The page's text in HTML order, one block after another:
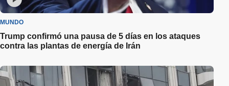
MUNDO
Trump confirmó una pausa de 5 días en los ataques
contra las plantas de energía de Irán